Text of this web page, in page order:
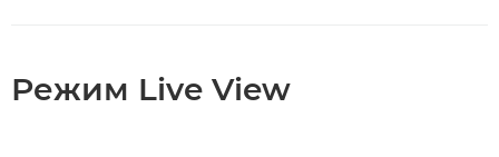
Режим Live View